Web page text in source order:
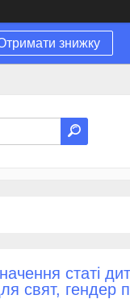
знижку
статі
свят, гендер